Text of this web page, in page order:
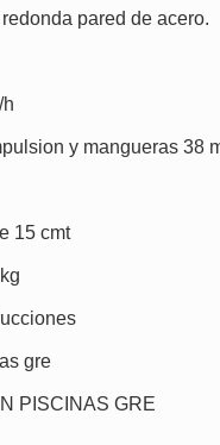
pared de acero.
y mangueras 38
15 cmt
gre
PISCINAS GRE